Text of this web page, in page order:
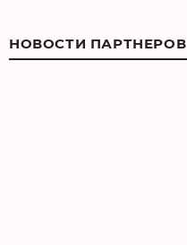
НОВОСТИ ПАРТНЕРОВ